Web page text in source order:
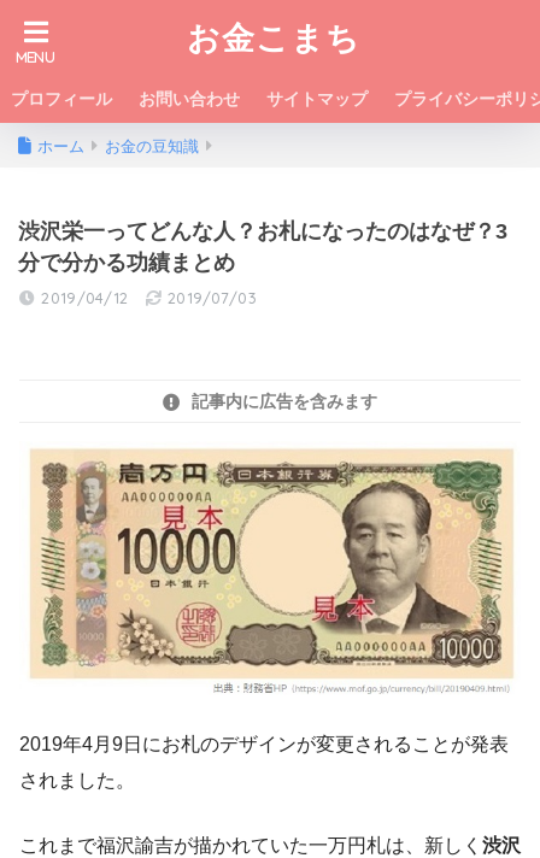
お金こまち
プロフィール お問い合わせ サイトマップ プライバシーポリ
ホーム お金の豆知識
渋沢栄一ってどんな人？お札になったのはなぜ？3
分で分かる功績まとめ
2019/04/12 2019/07/03
記事内に広告を含みます
2019年4月9日にお札のデザインが変更されることが発表
されました。
これまで福沢諭吉が描かれていた一万円札は、新しく 渋沢